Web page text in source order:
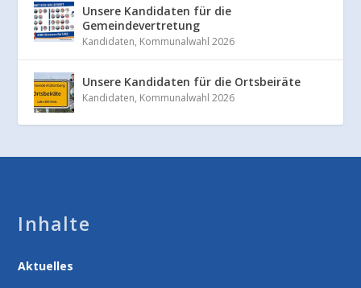
Unsere Kandidaten für die
Gemeindevertretung
Kandidaten, Kommunalwahl 2026
Unsere Kandidaten für die Ortsbeiräte
Kandidaten, Kommunalwahl 2026
Inhalte
Aktuelles